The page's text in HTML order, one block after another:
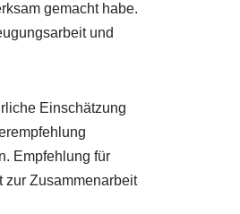
gemacht habe.
und
Einschätzung
Empfehlung für
zur Zusammenarbeit